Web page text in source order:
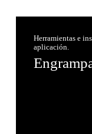
Herramientas e
aplicación.